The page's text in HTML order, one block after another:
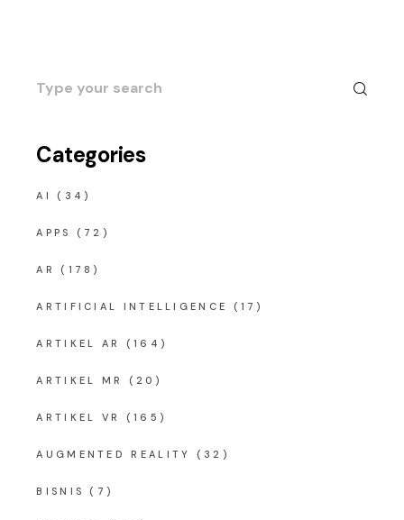
Search
for:
Categories
AI (34)
APPS (72)
AR (178)
ARTIFICIAL INTELLIGENCE (17)
ARTIKEL AR (164)
ARTIKEL MR (20)
ARTIKEL VR (165)
AUGMENTED REALITY (32)
BISNIS (7)